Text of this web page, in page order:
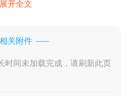
展开全文
相关附件
时间未加载完成，请刷新此页